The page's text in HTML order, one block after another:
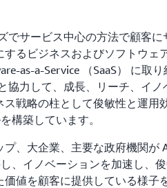
でサービス中心の方法で顧客に
するビジネスおよびソフトウェ
as-a-Service （SaaS） に取り
協力して、成長、リーチ、イノ
ス戦略の柱として俊敏性と運用
構築しています。
、大企業、主要な政府機関が
、イノベーションを加速し、
値を顧客に提供している様子